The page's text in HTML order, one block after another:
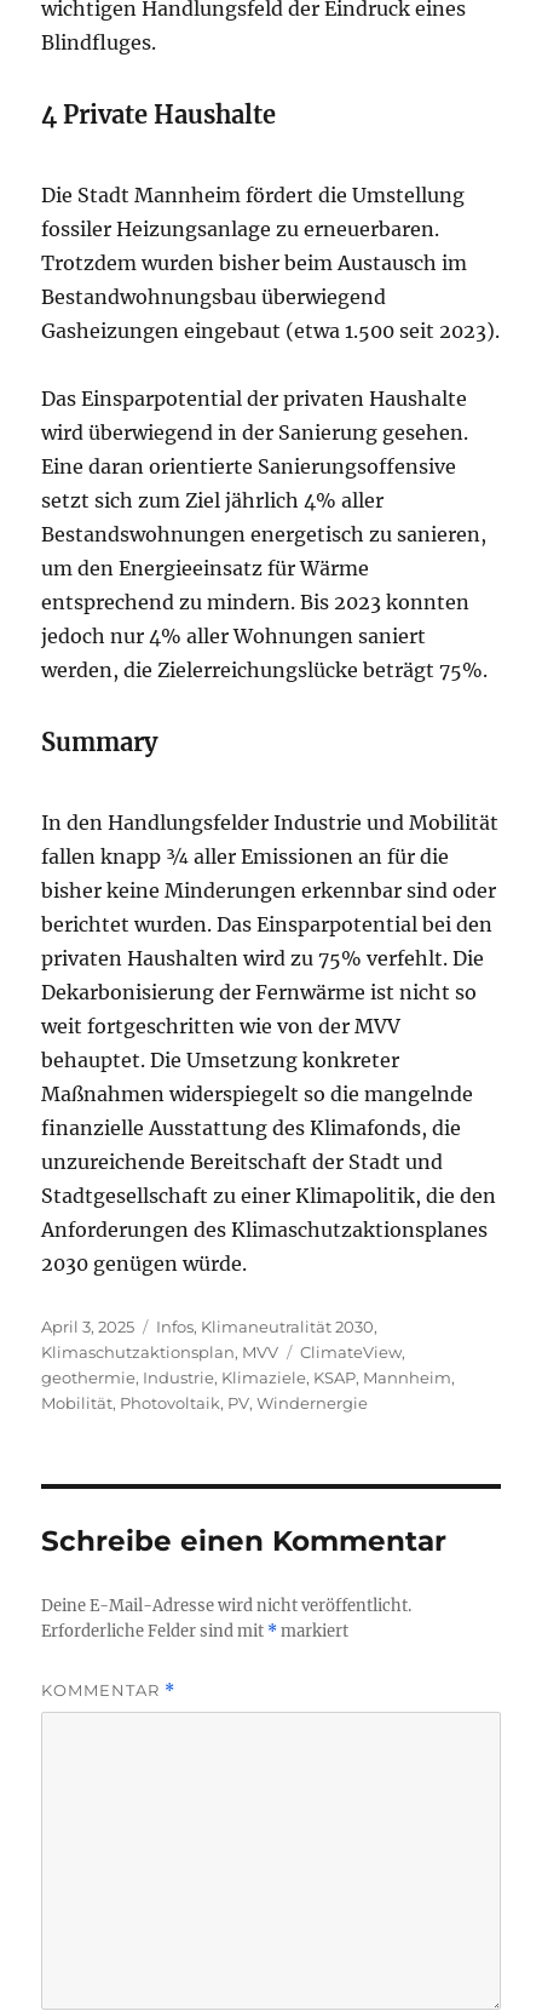
wichtigen Handlungsfeld der Eindruck eines
Blindfluges.
4 Private Haushalte
Die Stadt Mannheim fördert die Umstellung
fossiler Heizungsanlage zu erneuerbaren.
Trotzdem wurden bisher beim Austausch im
Bestandwohnungsbau überwiegend
Gasheizungen eingebaut (etwa 1.500 seit 2023).
Das Einsparpotential der privaten Haushalte
wird überwiegend in der Sanierung gesehen.
Eine daran orientierte Sanierungsoffensive
setzt sich zum Ziel jährlich 4% aller
Bestandswohnungen energetisch zu sanieren,
um den Energieeinsatz für Wärme
entsprechend zu mindern. Bis 2023 konnten
jedoch nur 4% aller Wohnungen saniert
werden, die Zielerreichungslücke beträgt 75%.
Summary
In den Handlungsfelder Industrie und Mobilität
fallen knapp ¾ aller Emissionen an für die
bisher keine Minderungen erkennbar sind oder
berichtet wurden. Das Einsparpotential bei den
privaten Haushalten wird zu 75% verfehlt. Die
Dekarbonisierung der Fernwärme ist nicht so
weit fortgeschritten wie von der MVV
behauptet. Die Umsetzung konkreter
Maßnahmen widerspiegelt so die mangelnde
finanzielle Ausstattung des Klimafonds, die
unzureichende Bereitschaft der Stadt und
Stadtgesellschaft zu einer Klimapolitik, die den
Anforderungen des Klimaschutzaktionsplanes
2030 genügen würde.
Veröffentlicht
am
April 3, 2025 Kategorien
Infos, Klimaneutralität 2030,
Klimaschutzaktionsplan, MVV Schlagwörter
ClimateView,
geothermie, Industrie, Klimaziele, KSAP, Mannheim,
Mobilität, Photovoltaik, PV,Windernergie
Schreibe einen Kommentar
Deine E-Mail-Adresse wird nicht veröffentlicht.
Erforderliche Felder sind mit *markiert
KOMMENTAR *